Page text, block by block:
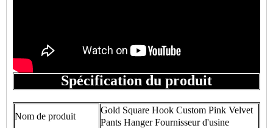
Spécification du produit
Nom de produit
Gold Square Hook Custom Pink Velvet
Pants Hanger Fournisseur d'usine